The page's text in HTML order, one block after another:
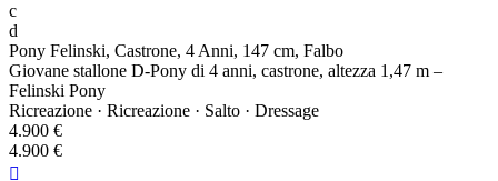
c
d
Pony Felinski, Castrone, 4 Anni, 147 cm, Falbo
Giovane stallone D-Pony di 4 anni, castrone, altezza 1,47 m –
Felinski Pony
Ricreazione · Ricreazione · Salto · Dressage
4.900 €
4.900 €
